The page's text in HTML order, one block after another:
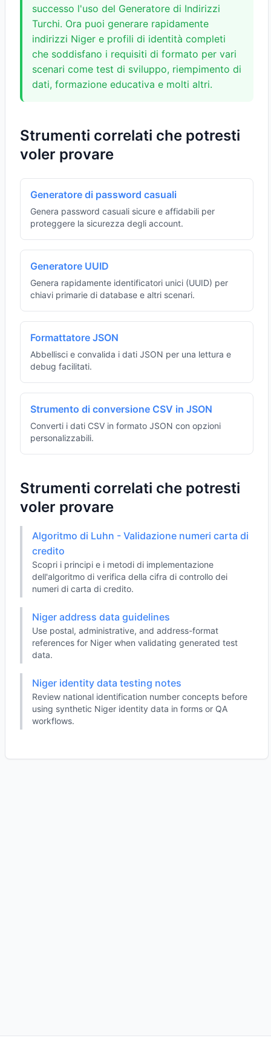
successo l'uso del Generatore di Indirizzi
Turchi. Ora puoi generare rapidamente
indirizzi Niger e profili di identità completi
che soddisfano i requisiti di formato per vari
scenari come test di sviluppo, riempimento di
dati, formazione educativa e molti altri.
Strumenti correlati che potresti
voler provare
Generatore di password casuali
Genera password casuali sicure e affidabili per
proteggere la sicurezza degli account.
Generatore UUID
Genera rapidamente identificatori unici (UUID) per
chiavi primarie di database e altri scenari.
Formattatore JSON
Abbellisci e convalida i dati JSON per una lettura e
debug facilitati.
Strumento di conversione CSV in JSON
Converti i dati CSV in formato JSON con opzioni
personalizzabili.
Strumenti correlati che potresti
voler provare
Algoritmo di Luhn - Validazione numeri carta di
credito
Scopri i principi e i metodi di implementazione
dell'algoritmo di verifica della cifra di controllo dei
numeri di carta di credito.
Niger address data guidelines
Use postal, administrative, and address-format
references for Niger when validating generated test
data.
Niger identity data testing notes
Review national identification number concepts before
using synthetic Niger identity data in forms or QA
workflows.